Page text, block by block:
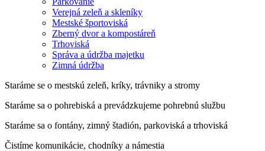
Verejná zeleň a skleníky
Mestské športoviská
Zberný dvor a kompostáreň
Trhoviská
Správa a údržba majetku
Zimná údržba
Staráme se o mestskú zeleň, kríky, trávniky a stromy
Staráme sa o pohrebiská a prevádzkujeme pohrebnú službu
Staráme sa o fontány, zimný štadión, parkoviská a trhoviská
Čistíme komunikácie, chodníky a námestia